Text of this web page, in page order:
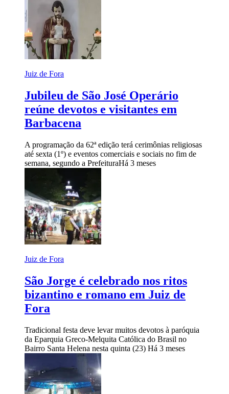
Juiz de Fora
Jubileu de São José Operário
reúne devotos e visitantes em
Barbacena
A programação da 62ª edição terá cerimônias religiosas
até sexta (1º) e eventos comerciais e sociais no fim de
semana, segundo a PrefeituraHá 3 meses
Juiz de Fora
São Jorge é celebrado nos ritos
bizantino e romano em Juiz de
Fora
Tradicional festa deve levar muitos devotos à paróquia
da Eparquia Greco-Melquita Católica do Brasil no
Bairro Santa Helena nesta quinta (23) Há 3 meses